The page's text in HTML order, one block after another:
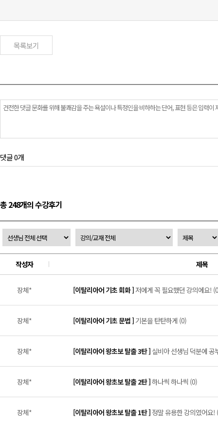
목록보기
댓글 0개
총 248개의 수강후기
작성자 제목
장체* [이탈리아어 기초 회화 ]저에게 꼭 필요했던 강의에요!
장체* [이탈리아어 기초 문법 ] 기본을 탄탄하게 (0)
장체* [이탈리아어 왕초보 탈출 3탄 ] 실비아 선생님 덕분에 공
장체* [이탈리아어 왕초보 탈출 2탄 ]하나씩 하나씩 (0)
장체* [이탈리아어 왕초보 탈출 1탄 ] 정말 유용한 강의였어요!